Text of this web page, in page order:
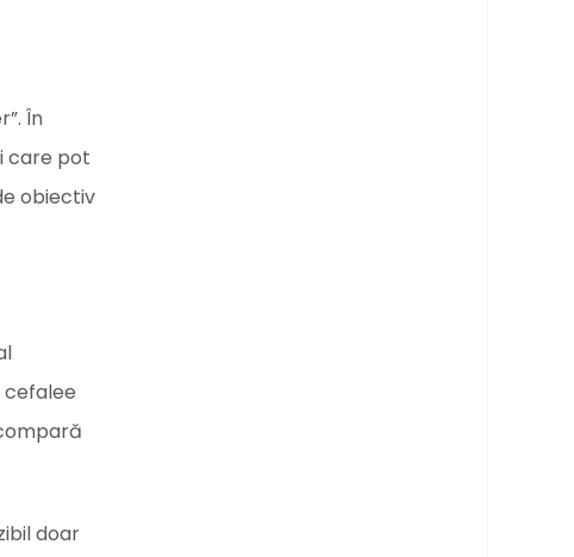
În
care pot
obiectiv
cefalee
doar